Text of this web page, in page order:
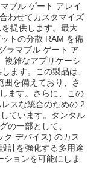
ブル ゲート アレイ
わせてカスタマイズ
提供します。最大
トの分散 RAM を備
ラマブル ゲート ア
複雑なアプリケーシ
ます。この製品は、
を備えており、さ
ます。さらに、この
スな統合のための 2
ています。タンタル
の一部として、
ク デバイス) のカス
計を強化する多用途
ョンを可能にしま